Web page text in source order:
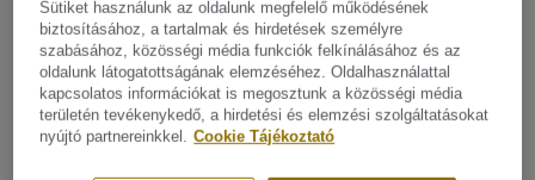
Név*
Sütiket használunk az oldalunk megfelelő működésének
biztosításához, a tartalmak és hirdetések személyre
szabásához, közösségi média funkciók felkínálásához és az
oldalunk látogatottságának elemzéséhez. Oldalhasználattal
kapcsolatos információkat is megosztunk a közösségi média
területén tevékenykedő, a hirdetési és elemzési szolgáltatásokat
nyújtó partnereinkkel. Cookie Tájékoztató